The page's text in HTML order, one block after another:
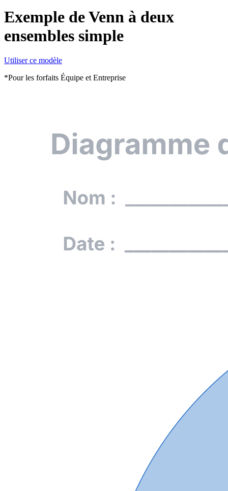
Exemple de Venn à deux
ensembles simple
Utiliser ce modèle
*Pour les forfaits Équipe et Entreprise